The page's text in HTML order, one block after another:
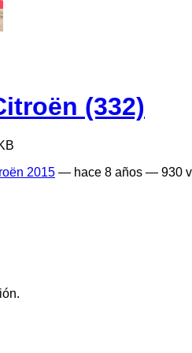
(332)
2015 — hace 8 años — 930